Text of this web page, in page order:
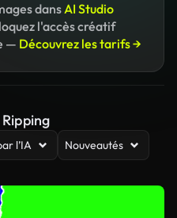
dansAI Studio
l'accès créatif
— Découvrez les tarifs →
l’IA Nouveautés